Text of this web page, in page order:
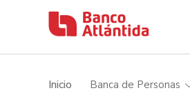
Inicio Banca de Personas